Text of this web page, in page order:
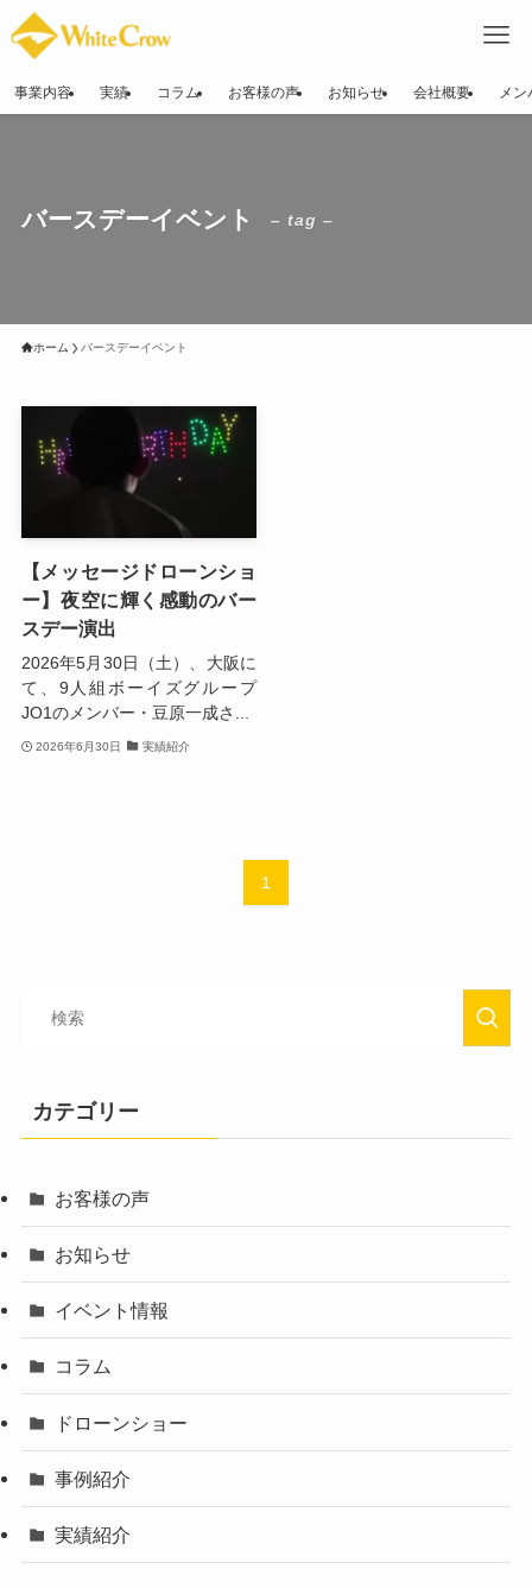
事業内容 実績 コラム お客様の声 お知らせ 会社概要 メン
バースデーイベント – tag –
ホーム バースデーイベント
【メッセージドローンショ
ー】夜空に輝く感動のバー
スデー演出
2026年5月30日（土）、大阪に
て、9人組ボーイズグループ
JO1のメンバー・豆原一成さ...
2026年6月30日 実績紹介
1
カテゴリー
お客様の声
お知らせ
イベント情報
コラム
ドローンショー
事例紹介
実績紹介